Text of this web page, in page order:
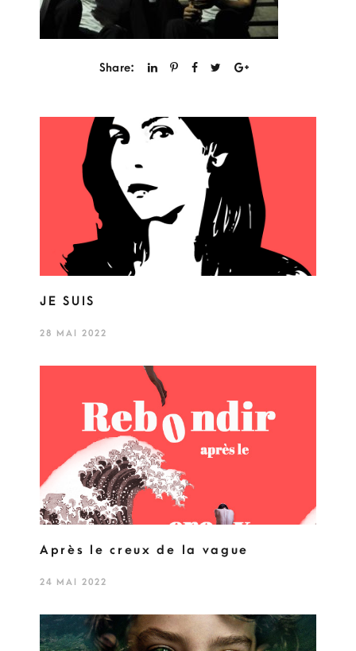
Share:
JE SUIS
28 MAI 2022
Après le creux de la vague
24 MAI 2022